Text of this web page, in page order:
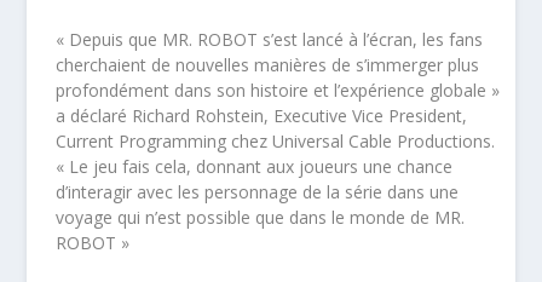
« Depuis que MR. ROBOT s’est lancé à l’écran, les fans
cherchaient de nouvelles manières de s’immerger plus
profondément dans son histoire et l’expérience globale »
a déclaré Richard Rohstein, Executive Vice President,
Current Programming chez Universal Cable Productions.
« Le jeu fais cela, donnant aux joueurs une chance
d’interagir avec les personnage de la série dans une
voyage qui n’est possible que dans le monde de MR.
ROBOT »